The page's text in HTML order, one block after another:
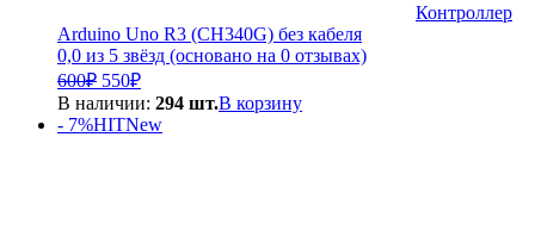
Контроллер
Arduino Uno R3 (CH340G) без кабеля
0,0 из 5 звёзд (основано на 0 отзывах)
600₽ Первоначальная
цена
составляла
550₽Текущая
цена:
550₽.
В наличии: 294 шт.В корзину
- 7%HITNew